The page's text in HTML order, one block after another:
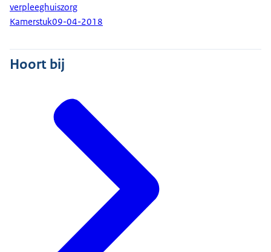
verpleeghuiszorg
Kamerstuk09-04-2018
Hoort bij